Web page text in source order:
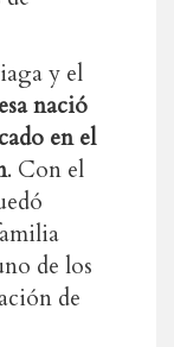
y el
nació
en el
. Con el
de los
de